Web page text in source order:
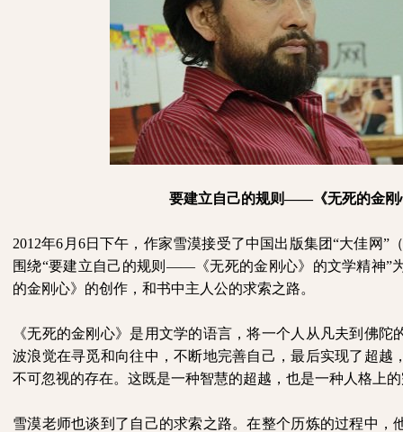
要建立自己的规则——《无死的金刚
2012年6 月 6日下午，作家雪漠接受了中国出版集团“大佳网”
围绕“要建立自己的规则——《无死的金刚心》的文学精神”
的金刚心》的创作，和书中主人公的求索之路。
《无死的金刚心》是用文学的语言，将一个人从凡夫到佛
波浪觉在寻觅和向往中，不断地完善自己，最后实现了超越
不可忽视的存在。这既是一种智慧的超越，也是一种人格上
雪漠老师也谈到了自己的求索之路。在整个历炼的过程中，